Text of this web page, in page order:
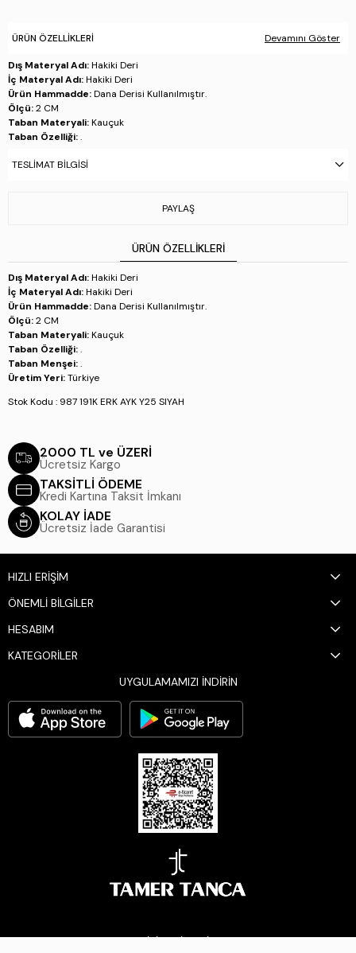
ÜRÜN ÖZELLIKLERI Devamını Göster
Dış Materyal Adı:Hakiki Deri
İç Materyal Adı:Hakiki Deri
Ürün Hammadde:Dana Derisi Kullanılmıştır.
Ölçü:2 CM
Taban Materyali:Kauçuk
Taban Özelliği:.
Üretim Yeri:Türkiye
TESLIMAT BILGISI
PAYLAŞ
ÜRÜN ÖZELLIKLERI
Dış Materyal Adı:Hakiki Deri
İç Materyal Adı:Hakiki Deri
Ürün Hammadde:Dana Derisi Kullanılmıştır.
Ölçü:2 CM
Taban Materyali:Kauçuk
Taban Özelliği:.
Taban Menşei:.
Üretim Yeri:Türkiye
Stok Kodu : 987 191K ERK AYK Y25 SIYAH
2000 TL ve ÜZERİ
Ücretsiz Kargo
TAKSİTLİ ÖDEME
Kredi Kartına Taksit İmkanı
KOLAY İADE
Ücretsiz İade Garantisi
HIZLI ERİŞİM
ÖNEMLİ BİLGİLER
HESABIM
KATEGORİLER
UYGULAMAMIZI İNDİRİN
BİZİ TAKİP EDİN